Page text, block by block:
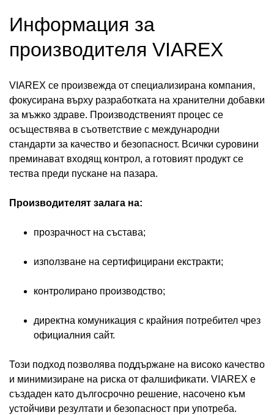
Информация за
производителя VIAREX
VIAREX се произвежда от специализирана компания,
фокусирана върху разработката на хранителни добавки
за мъжко здраве. Производственият процес се
осъществява в съответствие с международни
стандарти за качество и безопасност. Всички суровини
преминават входящ контрол, а готовият продукт се
тества преди пускане на пазара.
Производителят залага на:
прозрачност на състава;
използване на сертифицирани екстракти;
контролирано производство;
директна комуникация с крайния потребител чрез
официалния сайт.
Този подход позволява поддържане на високо качество
и минимизиране на риска от фалшификати. VIAREX е
създаден като дългосрочно решение, насочено към
устойчиви резултати и безопасност при употреба.